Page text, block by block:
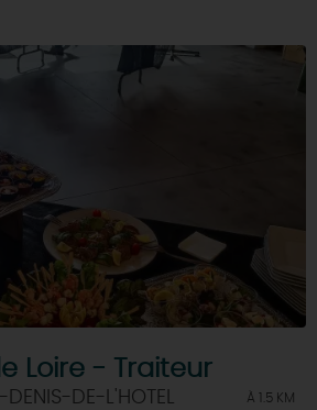
Loire - Traiteur
DE-L'HOTEL À 1.5 KM